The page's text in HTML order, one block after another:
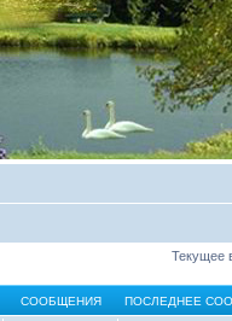
Текущее
СООБЩЕНИЯ ПОСЛЕДНЕЕ